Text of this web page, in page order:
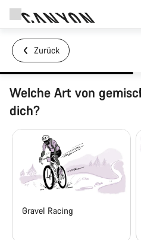
Zurück
Welche Art von
dich?
Gravel Racing